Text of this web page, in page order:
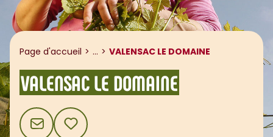
Page d'accueil ... Afficher le fil d'ariane
VALENSAC LE DOMAINE
VALENSAC LE DOMAINE
CONTACTAJOUTER AUX FAVORIS